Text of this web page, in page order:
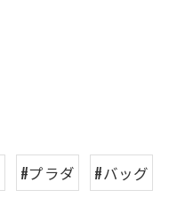
#プラダ #バッグ